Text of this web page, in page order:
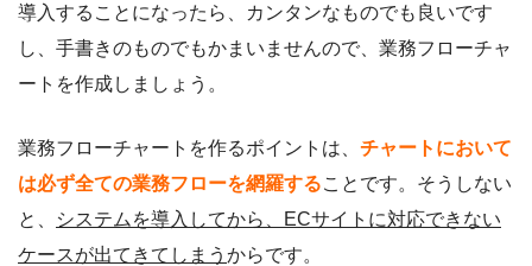
導入することになったら、カンタンなものでも良いです
し、手書きのものでもかまいませんので、業務フローチャ
ートを作成しましょう。
業務フローチャートを作るポイントは、 チャートにおいて
は必ず全ての業務フローを網羅することです。そうしない
と、
システムを導入してから、ECサイトに対応できない
ケースが出てきてしまう からです。